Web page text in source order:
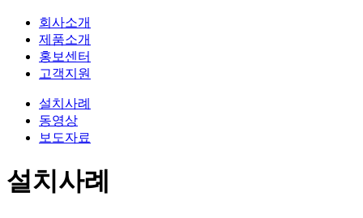
회사소개
제품소개
홍보센터
고객지원
설치사례
동영상
보도자료
설치사례